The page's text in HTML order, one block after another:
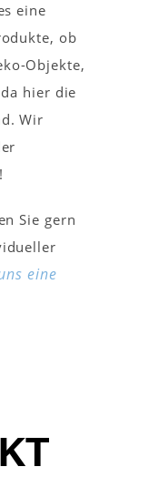
eine
ob
Objekte,
hier die
Wir
Sie gern
eine